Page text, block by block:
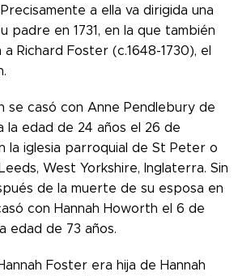
a ella va dirigida una
padre en 1731, en la que también
Richard Foster (c.1648-1730), el
se casó con Anne Pendlebury de
la edad de 24 años el 26 de
la iglesia parroquial de St Peter o
West Yorkshire, Inglaterra. Sin
de la muerte de su esposa en
con Hannah Howorth el 6 de
edad de 73 años.
Foster era hija de Hannah